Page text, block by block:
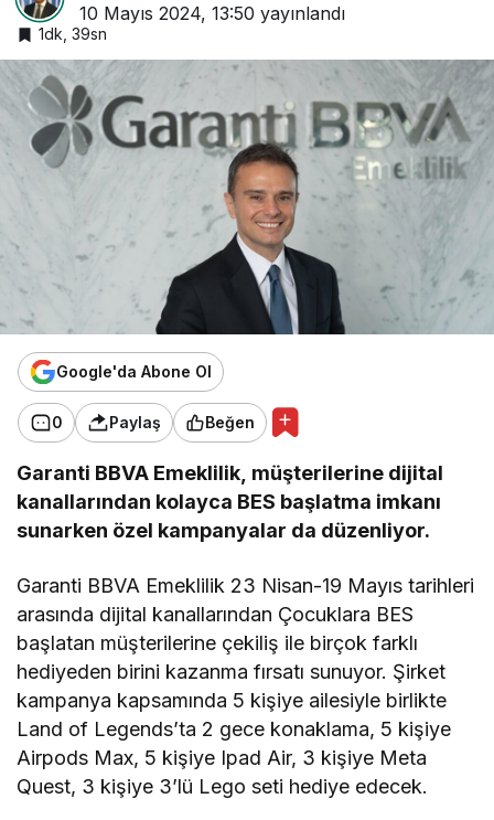
10 Mayıs 2024, 13:50 yayınlandı
1dk, 39sn
Google'da Abone Ol
0 Paylaş Beğen
Garanti BBVA Emeklilik, müşterilerine dijital
kanallarından kolayca BES başlatma imkanı
sunarken özel kampanyalar da düzenliyor.
Garanti BBVA Emeklilik 23 Nisan-19 Mayıs tarihleri
arasında dijital kanallarından Çocuklara BES
başlatan müşterilerine çekiliş ile birçok farklı
hediyeden birini kazanma fırsatı sunuyor. Şirket
kampanya kapsamında 5 kişiye ailesiyle birlikte
Land of Legends’ta 2 gece konaklama, 5 kişiye
Airpods Max, 5 kişiye Ipad Air, 3 kişiye Meta
Quest, 3 kişiye 3’lü Lego seti hediye edecek.